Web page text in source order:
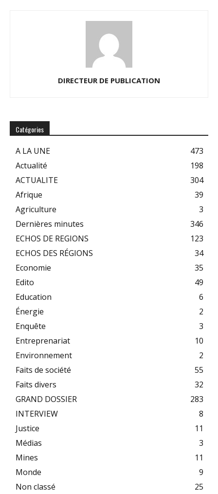
DIRECTEUR DE PUBLICATION
Catégories
A LA UNE
473
Actualité
198
ACTUALITE
304
Afrique
39
Agriculture
3
Dernières minutes
346
ECHOS DE REGIONS
123
ECHOS DES RÉGIONS
34
Economie
35
Edito
49
Education
6
Énergie
2
Enquête
3
Entreprenariat
10
Environnement
2
Faits de société
55
Faits divers
32
GRAND DOSSIER
283
INTERVIEW
8
Justice
11
Médias
3
Mines
11
Monde
9
Non classé
25